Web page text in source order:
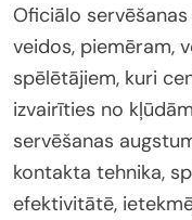
Oficiālo
veidos, piemēram,
spēlētājiem, kuri
izvairīties no
servēšanas
kontakta tehnika,
efektivitātē,